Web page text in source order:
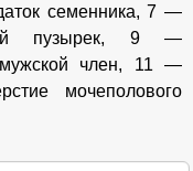
семенника, 7 —
пузырек, 9 —
член, 11 —
мочеполового